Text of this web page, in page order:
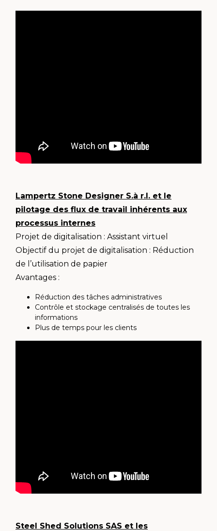
Lampertz Stone Designer S.à r.l. et le
pilotage des flux de travail inhérents aux
processus internes
Projet de digitalisation : Assistant virtuel
Objectif du projet de digitalisation : Réduction
de l’utilisation de papier
Avantages :
Réduction des tâches administratives
Contrôle et stockage centralisés de toutes les
informations
Plus de temps pour les clients
Steel Shed Solutions SAS et les